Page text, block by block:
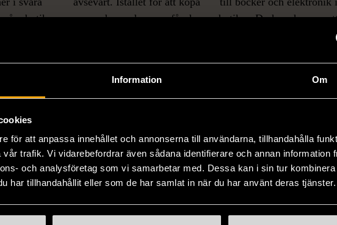
Information Om
för att anpassa innehållet och annonserna till användarna, tillhandahålla
trafik. Vi vidarebefordrar även sådana identifierare och annan information
och analysföretag som vi samarbetar med. Dessa kan i sin tur
har tillhandahållit eller som de har samlat in när du har använt deras tjänster.
butiker
nyproducerade varor får du
butiker. Du har chansen
unika och originella
PRODUKTER
Hitta produkter som påminner om denna